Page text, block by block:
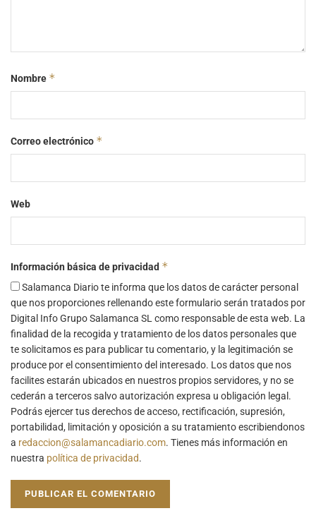
Nombre *
Correo electrónico *
Web
Información básica de privacidad *
Salamanca Diario te informa que los datos de carácter personal
que nos proporciones rellenando este formulario serán tratados por
Digital Info Grupo Salamanca SL como responsable de esta web. La
finalidad de la recogida y tratamiento de los datos personales que
te solicitamos es para publicar tu comentario, y la legitimación se
produce por el consentimiento del interesado. Los datos que nos
facilites estarán ubicados en nuestros propios servidores, y no se
cederán a terceros salvo autorización expresa u obligación legal.
Podrás ejercer tus derechos de acceso, rectificación, supresión,
portabilidad, limitación y oposición a su tratamiento escribiendonos
a redaccion@salamancadiario.com. Tienes más información en
nuestra política de privacidad.